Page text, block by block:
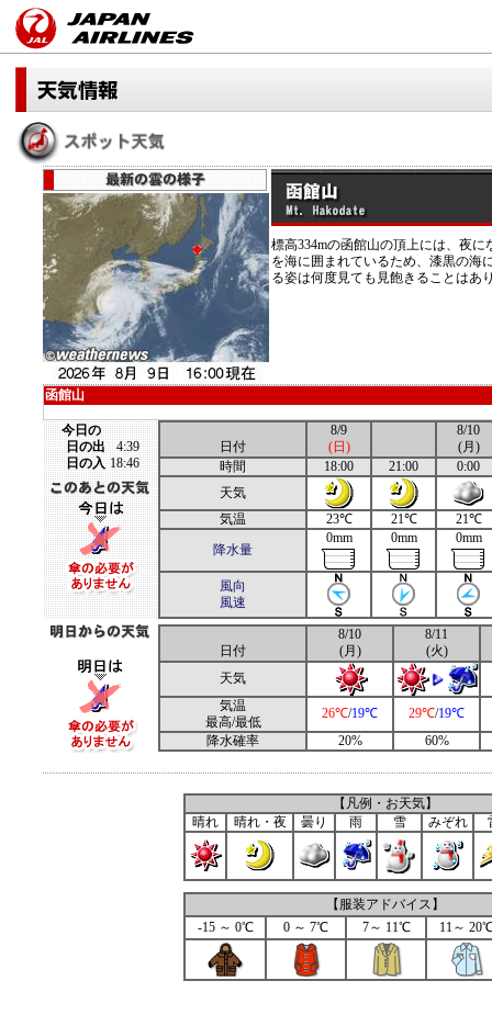
標高334mの函館山の頂上には、夜
を海に囲まれているため、漆黒の海
る姿は何度見ても見飽きることはあ
函館山
今日の
日の出
4:39
日の入 18:46
日付
8/9
(日)
8/10
(月)
時間
18:00 21:00
0:00
天気
気温
23℃ 21℃
21℃
降水量
0mm 0mm 0mm
風向
風速
日付
8/10
(月)
8/11
(火)
天気
気温
最高/最低
26℃/19℃ 29℃/19℃
降水確率
20% 60%
【凡例・お天気】
晴れ
晴れ・夜 曇り 雨 雪 みぞれ
【服装アドバイス】
-15 ～ 0℃
0 ～ 7℃ 7～ 11℃ 11～